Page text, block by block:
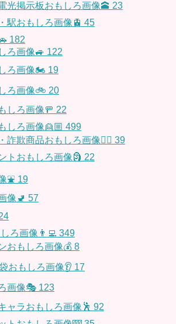
光掲示板おもしろ画像🕋 23
駅おもしろ画像🚊 45
182
ろ画像🚙 122
ろ画像🏍 19
ろ画像🚲 20
しろ画像🚥 22
しろ画像👱🏼 499
詐欺商品おもしろ画像🙅‍♀️ 39
トおもしろ画像🗿 22
⛲️ 19
像🚽 57
ろ画像👨‍💻 349
おもしろ画像💰 8
おもしろ画像👂 17
画像🎭 123
ャラおもしろ画像🕺 92